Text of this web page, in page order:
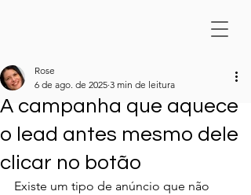
A campanha que aquece
o lead antes mesmo dele
clicar no botão
Rose
6 de ago. de 2025 3 min de leitura
Existe um tipo de anúncio que não